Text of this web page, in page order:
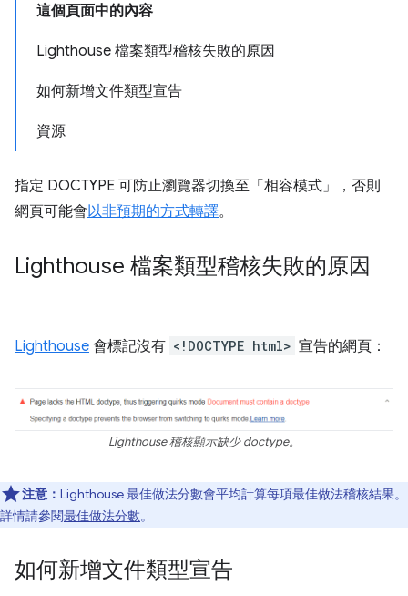
這個頁面中的內容
Lighthouse 檔案類型稽核失敗的原因
如何新增文件類型宣告
資源
指定 DOCTYPE 可防止瀏覽器切換至「相容模式」
，否則
網頁可能會以非預期的方式轉譯。
Lighthouse 檔案類型稽核失敗的原因
Lighthouse 會標記沒有 <!DOCTYPE html> 宣告的網頁：
Lighthouse 稽核顯示缺少 doctype。
注意： Lighthouse 最佳做法分數會平均計算每項最佳做法稽核結果。
詳情請參閱最佳做法分數。
如何新增文件類型宣告